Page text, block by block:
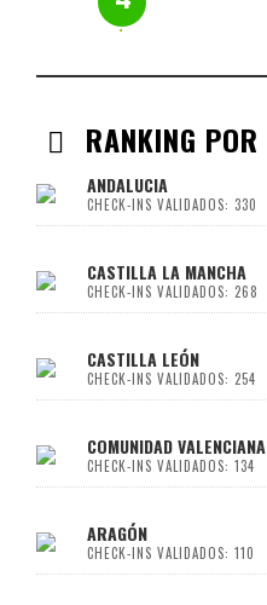
RANKING
ANDALUCIA
CHECK-INS VALIDADOS: 330
CASTILLA LA MANCHA
CHECK-INS VALIDADOS: 268
CASTILLA LEÓN
CHECK-INS VALIDADOS: 254
COMUNIDAD VALENCIANA
CHECK-INS VALIDADOS: 134
ARAGÓN
CHECK-INS VALIDADOS: 110